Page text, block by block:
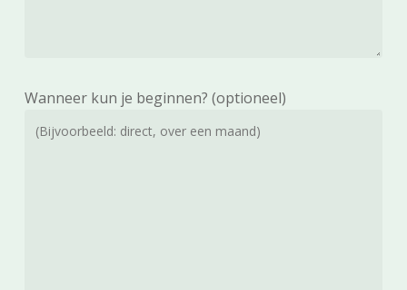
Wanneer kun je beginnen? (optioneel)